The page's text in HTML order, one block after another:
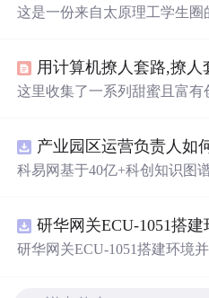
这是一份来自太原理工学生
这里收集了一系列甜蜜且富
科易网基于40亿+科创知识图
新领域的AI+数智化解决方案
智能化发展。
研华网关ECU-1051搭建环境